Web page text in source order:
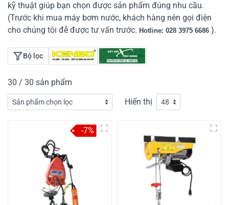
kỹ thuật giúp bạn chọn được sản phẩm đúng nhu cầu.
(Trước khi mua máy bơm nước, khách hàng nên gọi điện
cho chúng tôi đễ được tư vấn trước. Hotline: 028 3975 6686 ).
Bộ lọc
30 / 30 sản phẩm
Hiển thị
-7%